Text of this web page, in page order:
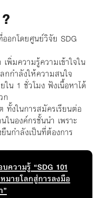
อกโดยศูนย์วิจัย SDG
พิ่มความรู้ความเข้าใจใน
กกำลังให้ความสนใจ
ใน 1 ชั่วโมง ฟังเนื้อหาได้
ก
ทั้งในการสมัครเรียนต่อ
ในองค์กรชั้นนำ เพราะ
นกำลังเป็นที่ต้องการ
ความรู้ “SDG 101
มายโลกสู่การลงมือ
”